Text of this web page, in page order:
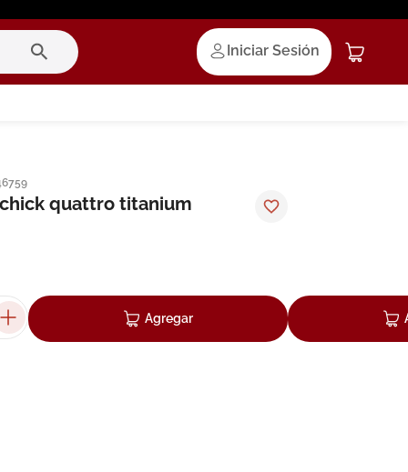
Iniciar Sesión
quattro titanium
Agregar